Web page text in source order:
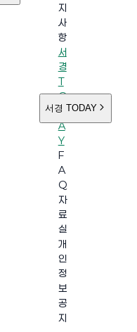
지
사
항
서
경
T
O
D
A
Y
F
A
Q
자
료
실
개
인
정
보
공
지
서경 TODAY